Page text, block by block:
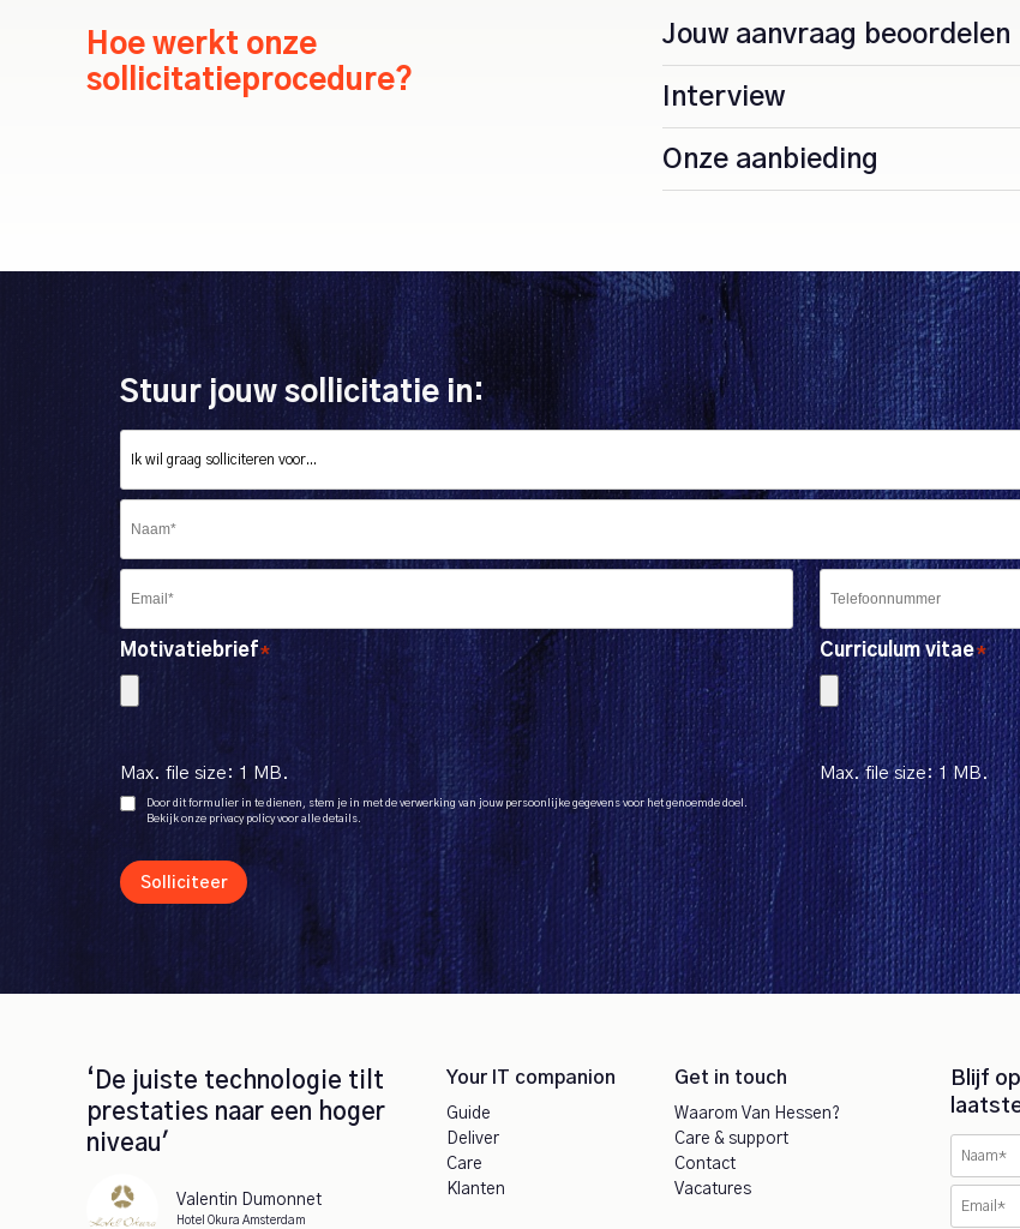
Hoe werkt onze
sollicitatieprocedure?
Jouw aanvraag beoordelen
Interview
Onze aanbieding
Stuur jouw sollicitatie in:
Motivatiebrief*
Max. file size: 1 MB.
Curriculum vitae*
Max. file size: 1 MB.
Door dit formulier in te dienen, stem je in met de verwerking van jouw persoonlijke gegevens voor het genoemde doel.
Bekijk onze privacy policy voor alle details.
Solliciteer
‘De juiste technologie tilt
prestaties naar een hoger
niveau'
Valentin Dumonnet
Hotel Okura Amsterdam
Your IT companion
Guide
Deliver
Care
Klanten
Get in touch
Waarom Van Hessen?
Care & support
Contact
Vacatures
Blijf